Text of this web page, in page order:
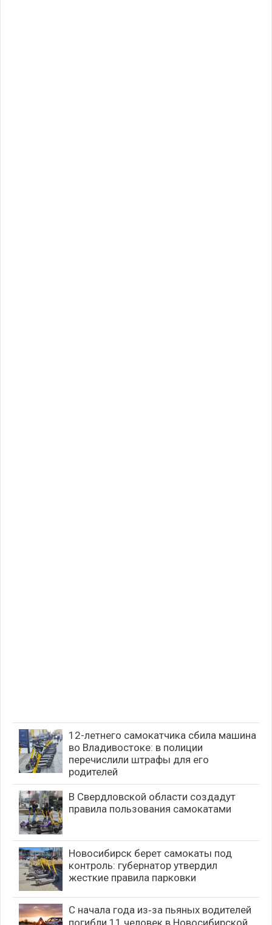
12-летнего самокатчика сбила машина
во Владивостоке: в полиции
перечислили штрафы для его
родителей
В Свердловской области создадут
правила пользования самокатами
Новосибирск берет самокаты под
контроль: губернатор утвердил
жесткие правила парковки
С начала года из‑за пьяных водителей
погибли 11 человек в Новосибирской